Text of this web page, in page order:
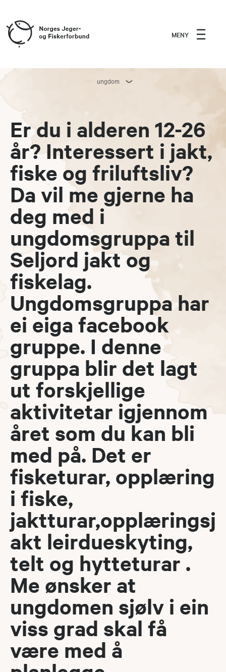
MENY
ungdom
Er du i alderen 12-26
år? Interessert i jakt,
fiske og friluftsliv?
Da vil me gjerne ha
deg med i
ungdomsgruppa til
Seljord jakt og
fiskelag.
Ungdomsgruppa har
ei eiga facebook
gruppe. I denne
gruppa blir det lagt
ut forskjellige
aktivitetar igjennom
året som du kan bli
med på. Det er
fisketurar, opplæring
i fiske,
jaktturar,opplæringsj
akt leirdueskyting,
telt og hytteturar .
Me ønsker at
ungdomen sjølv i ein
viss grad skal få
være med å